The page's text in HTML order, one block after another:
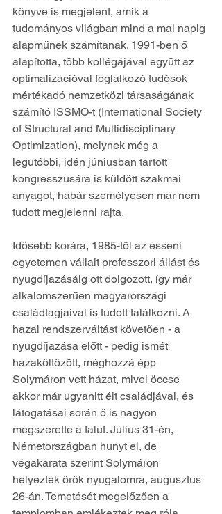
könyve is megjelent, amik a
tudományos világban mind a mai napig
alapműnek számítanak. 1991-ben ő
alapította, több kollégájával együtt az
optimalizációval foglalkozó tudósok
mértékadó nemzetközi társaságának
számító ISSMO-t (International Society
of Structural and Multidisciplinary
Optimization), melynek még a
legutóbbi, idén júniusban tartott
kongresszusára is küldött szakmai
anyagot, habár személyesen már nem
tudott megjelenni rajta.
Idősebb korára, 1985-től az esseni
egyetemen vállalt professzori állást és
nyugdíjazásáig ott dolgozott, így már
alkalomszerűen magyarországi
családtagjaival is tudott találkozni. A
hazai rendszerváltást követően - a
nyugdíjazása előtt - pedig ismét
hazaköltözött, méghozzá épp
Solymáron vett házat, mivel öccse
akkor már ugyanitt élt családjával, és
látogatásai során ő is nagyon
megszerette a falut. Július 31-én,
Németországban hunyt el, de
végakarata szerint Solymáron
helyezték örök nyugalomra, augusztus
26-án. Temetését megelőzően a